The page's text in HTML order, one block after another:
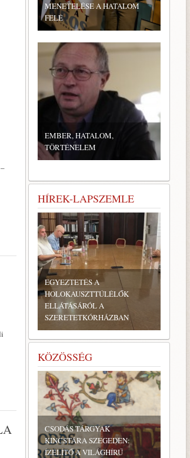
MENETELÉSE A HATALOM
FELÉ
EMBER, HATALOM,
TÖRTÉNELEM
HÍREK-LAPSZEMLE
EGYEZTETÉS A
HOLOKAUSZTTÚLÉLŐK
ELLÁTÁSÁRÓL A
SZERETETKÓRHÁZBAN
KÖZÖSSÉG
CSODÁS TÁRGYAK
KINCSTÁRA SZEGEDEN:
ÍZELÍTŐ A VILÁGHÍRŰ